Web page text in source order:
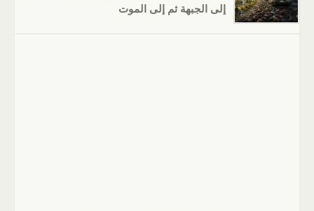
إلى الجبهة ثم إلى الموت